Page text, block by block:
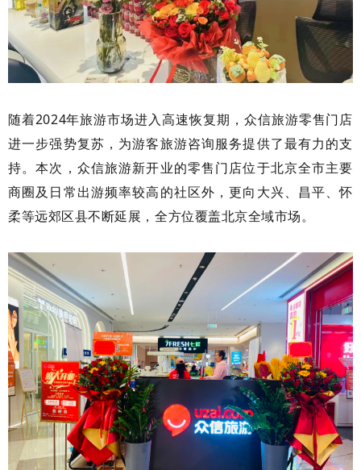
随着2024年旅游市场进入高速恢复期，众信旅游零售门店
进一步强势复苏，为游客旅游咨询服务提供了最有力的支
持。本次，众信旅游新开业的零售门店位于北京全市主要
商圈及日常出游频率较高的社区外，更向大兴、昌平、怀
柔等远郊区县不断延展，全方位覆盖北京全域市场。